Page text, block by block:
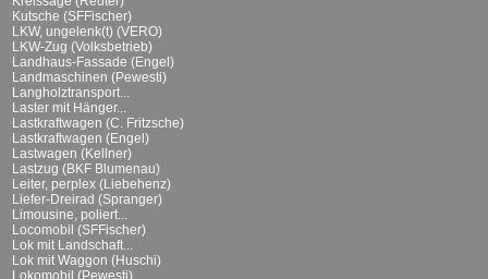
Kutsche (SFFischer)
LKW, ungelenk(t) (VERO)
LKW-Zug (Volksbetrieb)
Landhaus-Fassade (Engel)
Landmaschinen (Pewesti)
Langholztransport...
Laster mit Hänger...
Lastkraftwagen (C. Fritzsche)
Lastkraftwagen (Engel)
Lastwagen (Kellner)
Lastzug (BKF Blumenau)
Leiter, perplex (Liebehenz)
Liefer-Dreirad (Spranger)
Limousine, poliert...
Locomobil (SFFischer)
Lok mit Landschaft...
Lok mit Waggon (Huschi)
Lokomobil (Pewesti)